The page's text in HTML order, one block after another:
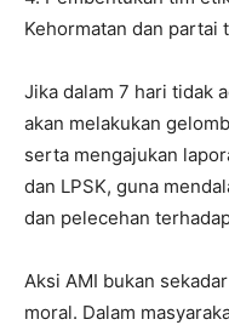
Kehormatan dan partai
Jika dalam 7 hari tidak
akan melakukan
serta mengajukan
dan LPSK, guna
dan pelecehan
Aksi AMI bukan
moral. Dalam